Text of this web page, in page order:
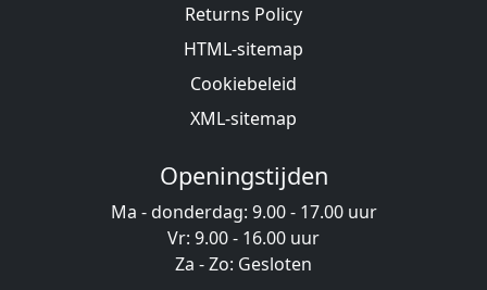
Returns Policy
HTML-sitemap
Cookiebeleid
XML-sitemap
Openingstijden
Ma - donderdag: 9.00 - 17.00 uur
Vr: 9.00 - 16.00 uur
Za - Zo: Gesloten